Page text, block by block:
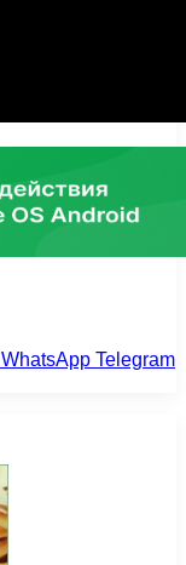
WhatsApp Telegram